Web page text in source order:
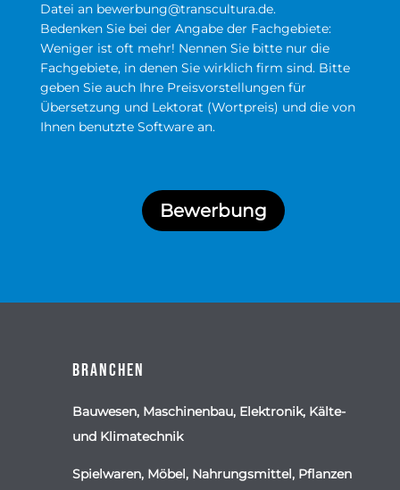
Datei an bewerbung@transcultura.de.
Bedenken Sie bei der Angabe der Fachgebiete:
Weniger ist oft mehr! Nennen Sie bitte nur die
Fachgebiete, in denen Sie wirklich firm sind. Bitte
geben Sie auch Ihre Preisvorstellungen für
Übersetzung und Lektorat (Wortpreis) und die von
Ihnen benutzte Software an.
Bewerbung
Branchen
Bauwesen, Maschinenbau, Elektronik, Kälte-
und Klimatechnik
Spielwaren, Möbel, Nahrungsmittel, Pflanzen